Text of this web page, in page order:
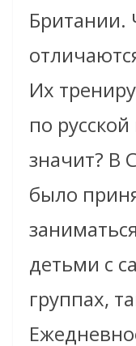
Британии.
Их
по
значит? В
было
детьми с
группах,